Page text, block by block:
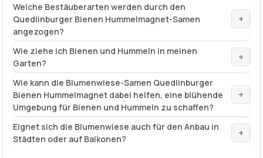
Welche Bestäuberarten werden durch den
Quedlinburger Bienen Hummelmagnet-Samen
angezogen?
+
Wie ziehe ich Bienen und Hummeln in meinen
Garten?
+
Wie kann die Blumenwiese-Samen Quedlinburger
Bienen Hummelmagnet dabei helfen, eine blühende
Umgebung für Bienen und Hummeln zu schaffen?
+
Eignet sich die Blumenwiese auch für den Anbau in
Städten oder auf Balkonen?
+